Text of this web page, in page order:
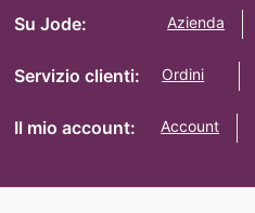
Su Jode: Azienda
Servizio clienti: Ordini
Il mio account: Account